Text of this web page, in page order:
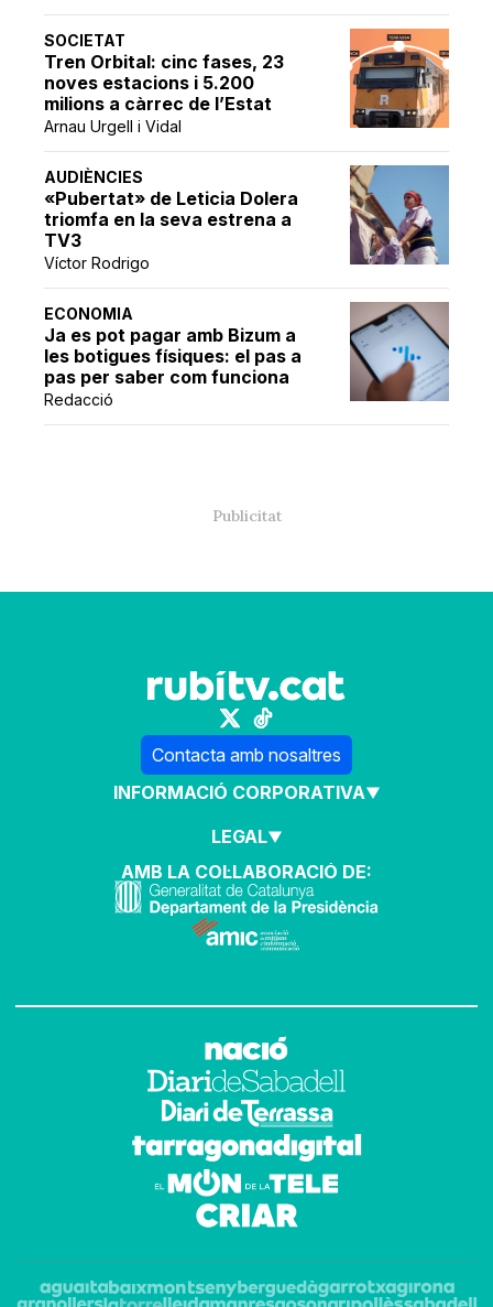
SOCIETAT
Tren Orbital: cinc fases, 23
noves estacions i 5.200
milions a càrrec de l’Estat
Arnau Urgell i Vidal
AUDIÈNCIES
«Pubertat» de Leticia Dolera
triomfa en la seva estrena a
TV3
Víctor Rodrigo
ECONOMIA
Ja es pot pagar amb Bizum a
les botigues físiques: el pas a
pas per saber com funciona
Redacció
Contacta amb nosaltres
INFORMACIÓ CORPORATIVA
LEGAL
AMB LA COL·LABORACIÓ DE: